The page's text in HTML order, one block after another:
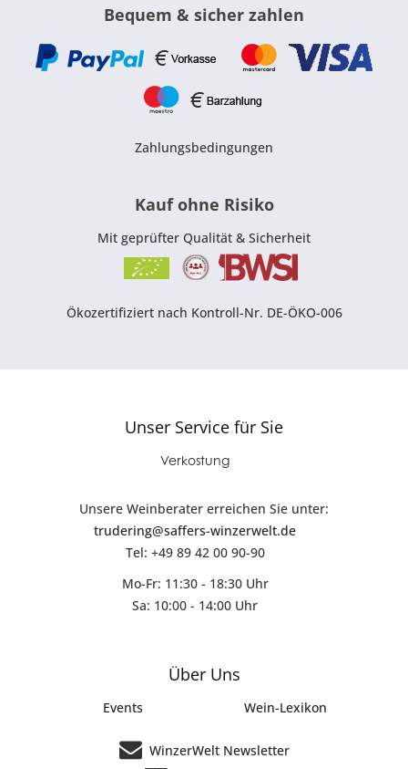
Bequem & sicher zahlen
Zahlungsbedingungen
Kauf ohne Risiko
Mit geprüfter Qualität & Sicherheit
Ökozertifiziert nach Kontroll-Nr. DE-ÖKO-006
Unser Service für Sie
Verkostung
Unsere Weinberater erreichen Sie unter:
trudering@saffers-winzerwelt.de
Tel: +49 89 42 00 90-90
Mo-Fr: 11:30 - 18:30 Uhr
Sa: 10:00 - 14:00 Uhr
Über Uns
Events Wein-Lexikon
WinzerWelt Newsletter